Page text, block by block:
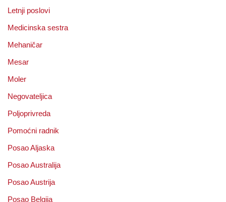
Letnji poslovi
Medicinska sestra
Mehaničar
Mesar
Moler
Negovateljica
Poljoprivreda
Pomoćni radnik
Posao Aljaska
Posao Australija
Posao Austrija
Posao Belgija